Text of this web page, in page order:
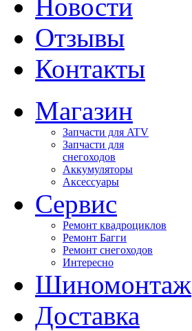
Новости
Отзывы
Контакты
Магазин
Запчасти для ATV
Запчасти для
снегоходов
Аккумуляторы
Аксессуары
Сервис
Ремонт квадроциклов
Ремонт Багги
Ремонт снегоходов
Интересно
Шиномонтаж
Доставка